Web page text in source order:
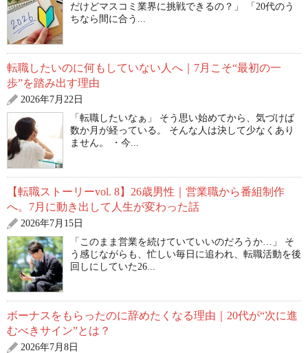
だけどマスコミ業界に挑戦できるの？」 「20代のう
ちなら間に合う...
転職したいのに何もしていない人へ｜7月こそ“最初の一
歩”を踏み出す理由
2026年7月22日
「転職したいなぁ」 そう思い始めてから、気づけば
数か月が経っている。 そんな人は決して少なくあり
ません。 ・今...
【転職ストーリーvol. 8】26歳男性｜営業職から番組制作
へ。7月に動き出して人生が変わった話
2026年7月15日
「このまま営業を続けていていいのだろうか…」 そ
う感じながらも、忙しい毎日に追われ、転職活動を後
回しにしていた26...
ボーナスをもらったのに辞めたくなる理由｜20代が“次に進
むべきサイン”とは？
2026年7月8日